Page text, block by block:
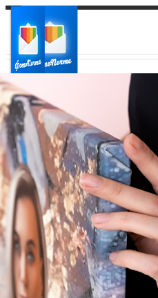
Ваш город:
Ваш регион доставки
Выберите из списка: